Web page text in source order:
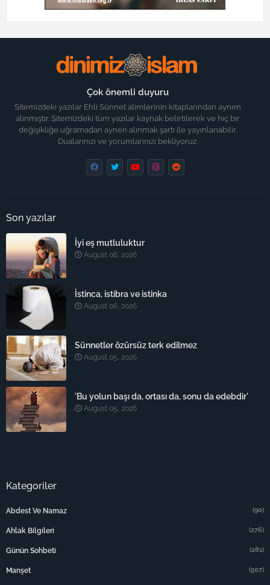
Çok önemli duyuru
Sitemizdeki yazılar Ehli Sünnet alimlerinin kitaplarından aynen
alınmıştır. Sitemizdeki tüm yazılar kaynak belirtilerek ve hiç bir
değişikliğe uğramadan aynen alınmak şartı ile yayınlanabilir.
Dualarınızı ve yorumlarınızı bekliyoruz.
Son yazılar
İyi eş mutluluktur
August 06, 2026
İstinca, istibra ve istinka
August 06, 2026
Sünnetler özürsüz terk edilmez
August 05, 2026
'Bu yolun başı da, ortası da, sonu da edebdir'
August 05, 2026
Kategoriler
Abdest Ve Namaz (90)
Ahlak Bilgileri (276)
Günün Sohbeti (281)
Manşet (507)